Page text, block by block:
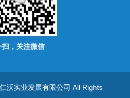
扫，关注微信
沃实业发展有限公司 All Rights